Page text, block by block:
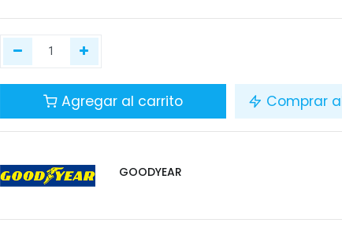
Agregar al carrito Comprar
GOODYEAR